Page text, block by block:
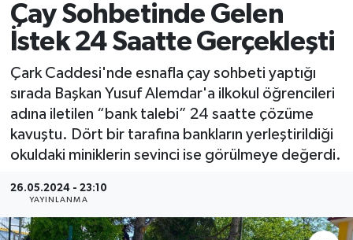
Çay Sohbetinde Gelen
İstek 24 Saatte Gerçekleşti
Çark Caddesi'nde esnafla çay sohbeti yaptığı
sırada Başkan Yusuf Alemdar'a ilkokul öğrencileri
adına iletilen “bank talebi” 24 saatte çözüme
kavuştu. Dört bir tarafına bankların yerleştirildiği
okuldaki miniklerin sevinci ise görülmeye değerdi.
26.05.2024 - 23:10
YAYINLANMA